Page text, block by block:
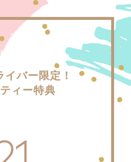
バー限定！
ィー特典